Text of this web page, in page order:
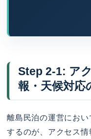
Step 2-1: ア
報・天候対応
離島民泊の運営にお
するのが、アクセス